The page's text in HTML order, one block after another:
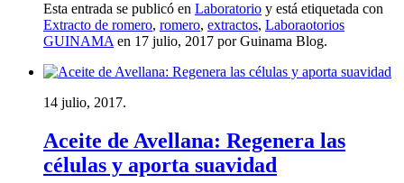
Esta entrada se publicó en Laboratorio y está etiquetada con
Extracto de romero, romero, extractos, Laboraotorios
GUINAMA en 17 julio, 2017 por Guinama Blog.
14 julio, 2017.
Aceite de Avellana: Regenera las
células y aporta suavidad